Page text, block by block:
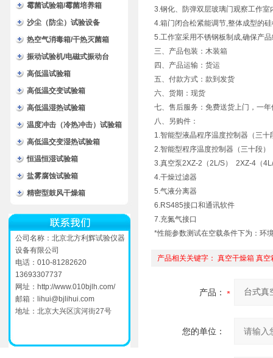
霉菌试验箱/霉菌培养箱
沙尘（防尘）试验设备
热空气消毒箱/干热灭菌箱
振动试验机/电磁式振动台
高低温试验箱
高低温交变试验箱
高低温湿热试验箱
温度冲击（冷热冲击）试验箱
高低温交变湿热试验箱
恒温恒湿试验箱
盐雾腐蚀试验箱
精密型鼓风干燥箱
公司名称：北京北方利辉试验仪器
设备有限公司
电话：010-81282620
13693307737
网址： http://www.010bjlh.com/
邮箱： lihui@bjlihui.com
地址：北京大兴区滨河街27号
3.钢化、防弹双层玻璃门观察工作室
4.箱门闭合松紧能调节,整体成型的
5.工作室采用不锈钢板制成,确保产
三、产品包装：木装箱
四、产品运输：货运
五、付款方式：款到发货
六、货期：现货
七、售后服务：免费送货上门，一
八、另购件：
1.智能型液晶程序温度控制器（三十
2.智能型程序温度控制器（三十段）
3.真空泵2XZ-2（2L/S） 2XZ-4（
4.干燥过滤器
5.气液分离器
6.RS485接口和通讯软件
7.充氮气接口
*性能参数测试在空载条件下为：环
产品相关关键字： 真空干燥箱 真空
产品：
您的单位：